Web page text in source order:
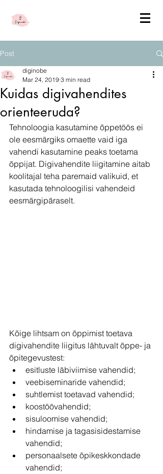
Post
Kuidas digivahendites
orienteeruda?
diginobe
Mar 24, 2019 3 min read
Tehnoloogia kasutamine õppetöös ei
ole eesmärgiks omaette vaid iga
vahendi kasutamine peaks toetama
õppijat. Digivahendite liigitamine aitab
koolitajal teha paremaid valikuid, et
kasutada tehnoloogilisi vahendeid
eesmärgipäraselt.
Kõige lihtsam on õppimist toetava
digivahendite liigitus lähtuvalt õppe- ja
õpitegevustest:
esitluste läbiviimise vahendid;
veebiseminaride vahendid;
suhtlemist toetavad vahendid;
koostöövahendid;
sisuloomise vahendid;
hindamise ja tagasisidestamise
vahendid;
personaalsete õpikeskkondade
vahendid;